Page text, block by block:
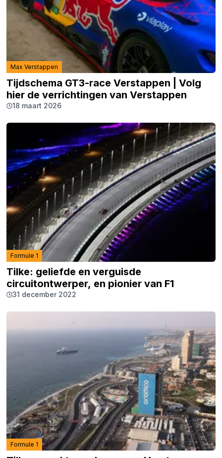
Max Verstappen
Tijdschema GT3-race Verstappen | Volg
hier de verrichtingen van Verstappen
18 maart 2026
Formule 1
Tilke: geliefde en verguisde
circuitontwerper, en pionier van F1
31 december 2022
Formule 1